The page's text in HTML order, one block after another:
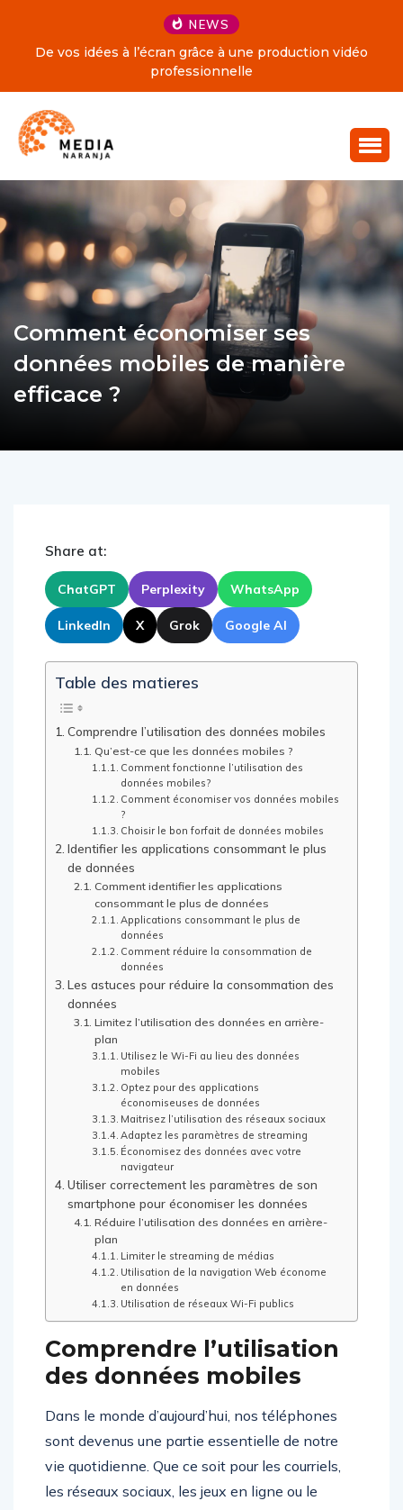
NEWS
De vos idées à l’écran grâce à une production vidéo
professionnelle
Comment économiser ses
données mobiles de manière
efficace ?
Share at:
ChatGPT Perplexity WhatsApp
LinkedIn X Grok Google AI
Table des matieres
Comprendre l’utilisation des données mobiles
Qu’est-ce que les données mobiles ?
Comment fonctionne l’utilisation des
données mobiles?
Comment économiser vos données mobiles
?
Choisir le bon forfait de données mobiles
Identifier les applications consommant le plus
de données
Comment identifier les applications
consommant le plus de données
Applications consommant le plus de
données
Comment réduire la consommation de
données
Les astuces pour réduire la consommation des
données
Limitez l’utilisation des données en arrière-
plan
Utilisez le Wi-Fi au lieu des données
mobiles
Optez pour des applications
économiseuses de données
Maitrisez l’utilisation des réseaux sociaux
Adaptez les paramètres de streaming
Économisez des données avec votre
navigateur
Utiliser correctement les paramètres de son
smartphone pour économiser les données
Réduire l’utilisation des données en arrière-
plan
Limiter le streaming de médias
Utilisation de la navigation Web économe
en données
Utilisation de réseaux Wi-Fi publics
Comprendre l’utilisation
des données mobiles
Dans le monde d’aujourd’hui, nos téléphones
sont devenus une partie essentielle de notre
vie quotidienne. Que ce soit pour les courriels,
les réseaux sociaux, les jeux en ligne ou le